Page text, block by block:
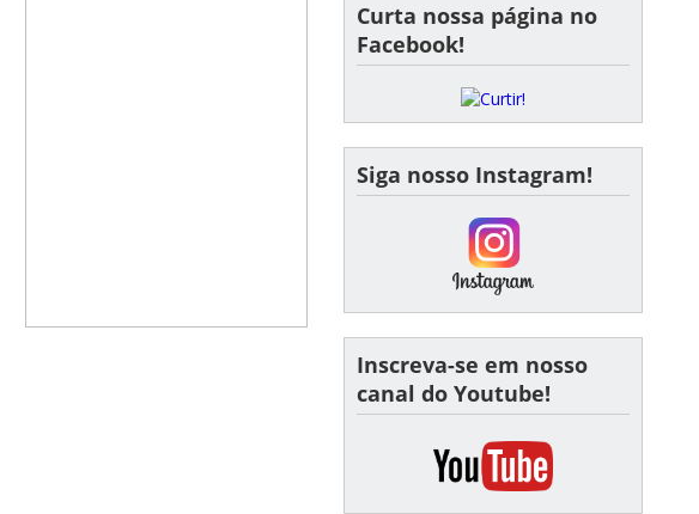
Curta nossa página no
Facebook!
Siga nosso Instagram!
Inscreva-se em nosso
canal do Youtube!